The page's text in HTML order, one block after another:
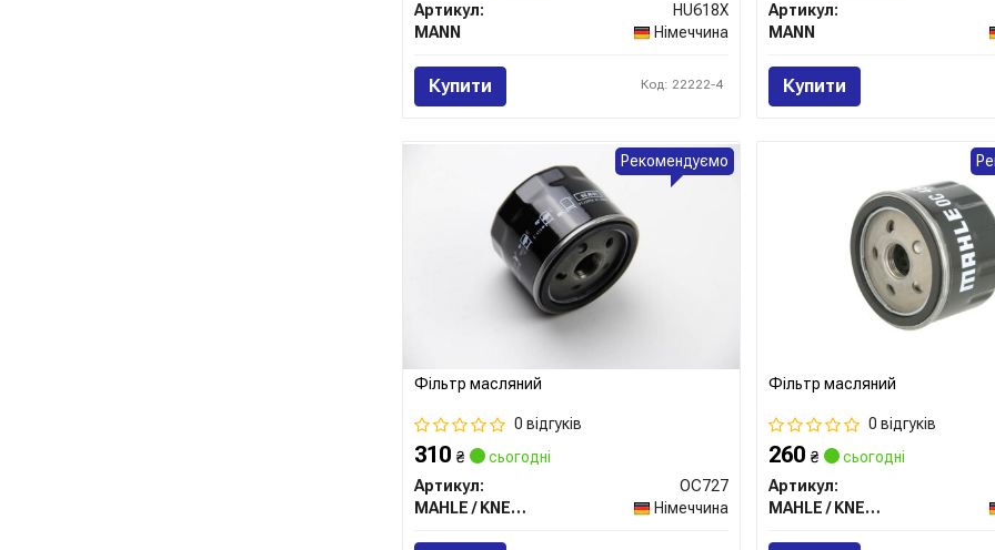
Артикул:
HU618X
MANN
Німеччина
Купити Код: 22222-4
Артикул:
MANN
Купити
Фільтр масляний
0 відгуків
310 ₴
сьогодні
Артикул:
OC727
MAHLE / KNECHT
Німеччина
Рекомендуємо
Фільтр масляний
0 відгуків
260₴
сьогодні
Артикул:
MAHLE / KNECHT